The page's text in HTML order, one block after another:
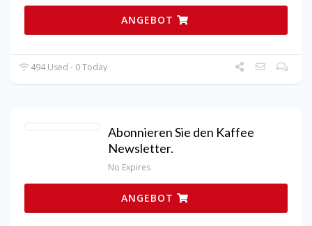
ANGEBOT
494 Used - 0 Today
Abonnieren Sie den Kaffee
Newsletter.
No Expires
ANGEBOT